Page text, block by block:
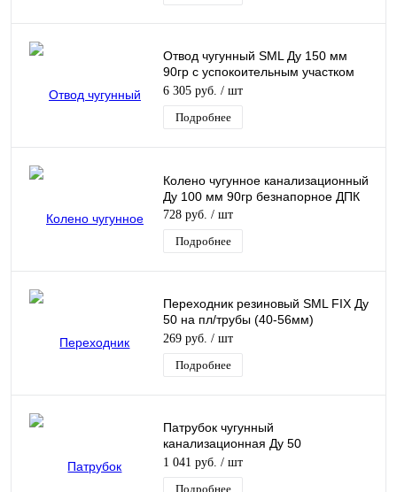
Отвод чугунный SML Ду 150 мм
90гр с успокоительным участком
без раструба
6 305 руб. / шт
Подробнее
Колено чугунное канализационный
Ду 100 мм 90гр безнапорное ДПК
728 руб. / шт
Подробнее
Переходник резиновый SML FIX Ду
50 на пл/трубы (40-56мм)
Normaconnect
269 руб. / шт
Подробнее
Патрубок чугунный
канализационная Ду 50
безнапорный 500 мм Кронтиф
1 041 руб. / шт
Подробнее